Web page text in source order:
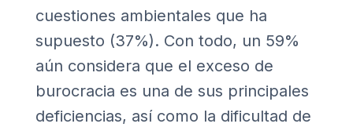
cuestiones ambientales que ha
supuesto (37%). Con todo, un 59%
aún considera que el exceso de
burocracia es una de sus principales
deficiencias, así como la dificultad de